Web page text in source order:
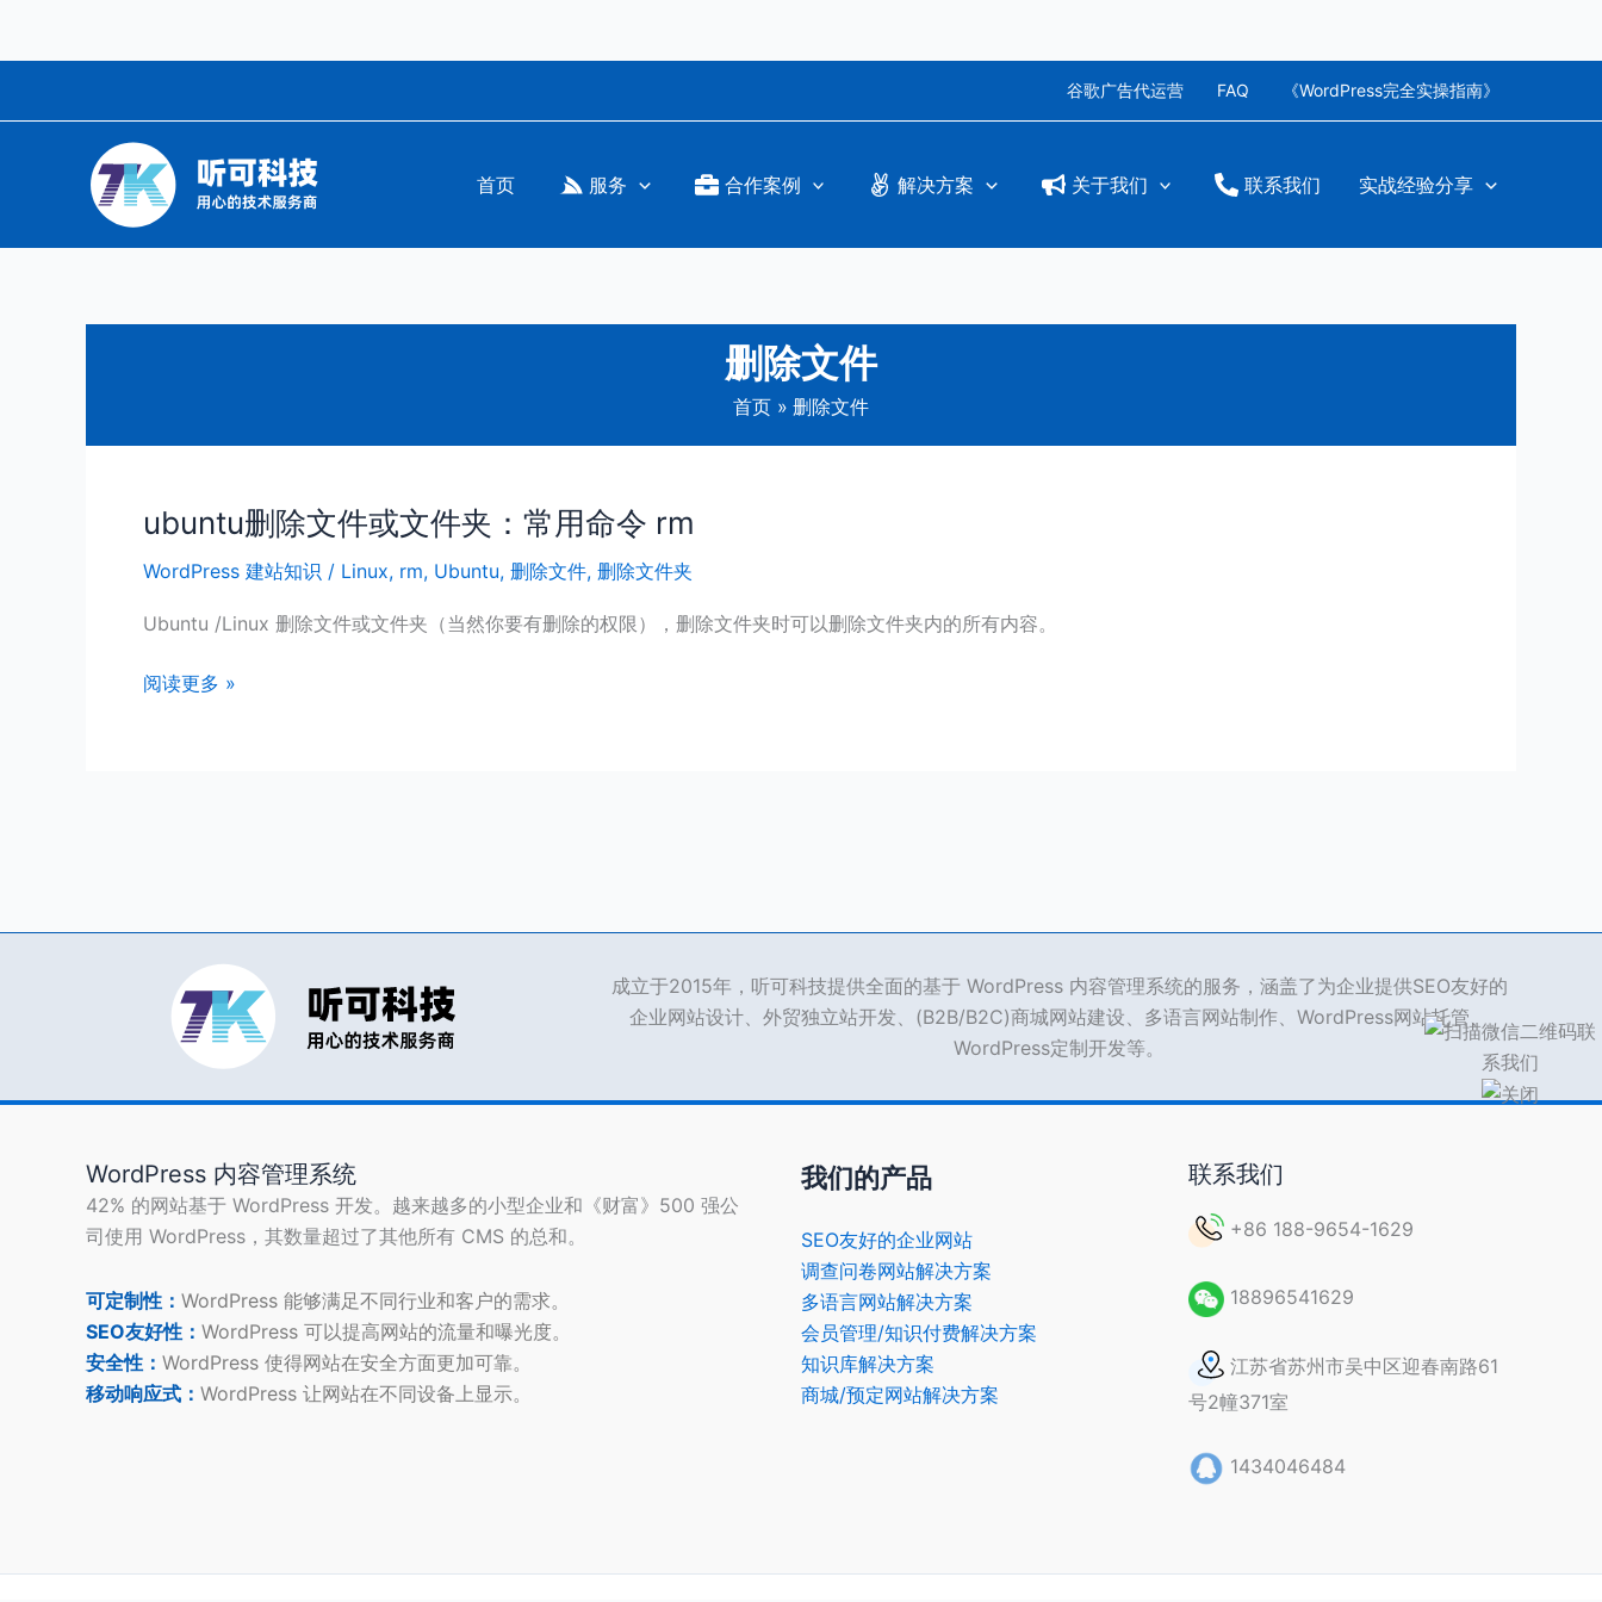
谷歌广告代运营 FAQ 《WordPress完全实操指南》
首页 服务 合作案例 解决方案 关于我们 联系我们 实战经验分享
删除文件
首页 删除文件
ubuntu删除文件或文件夹：常用命令 rm
WordPress 建站知识 / Linux, rm, Ubuntu, 删除文件, 删除文件夹
Ubuntu /Linux 删除文件或文件夹（当然你要有删除的权限），删除文件夹时可以删除文件夹内的所有内容。
ubuntu
除
文
或
阅读更多 »
成立于2015年，听可科技提供全面的基于 WordPress 内容管理系统的服务，涵盖了为企业提供SEO友好的
企业网站设计、外贸独立站开发、(B2B/B2C)商城网站建设、多语言网站制作、WordPress网站托管、
WordPress定制开发等。
WordPress 内容管理系统
42% 的网站基于 WordPress 开发。越来越多的小型企业和《财富》500 强公
司使用 WordPress，其数量超过了其他所有 CMS 的总和。
可定制性： WordPress 能够满足不同行业和客户的需求。
SEO友好性： WordPress 可以提高网站的流量和曝光度。
安全性： WordPress 使得网站在安全方面更加可靠。
移动响应式： WordPress 让网站在不同设备上显示。
我们的产品
SEO友好的企业网站
调查问卷网站解决方案
多语言网站解决方案
会员管理/知识付费解决方案
知识库解决方案
商城/预定网站解决方案
联系我们
+86 188-9654-1629
18896541629
江苏省苏州市吴中区迎春南路61
号2幢371室
1434046484